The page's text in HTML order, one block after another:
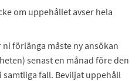
om uppehållet avser hela
ni förlänga måste ny ansökan
senast en månad före den
fall. Beviljat uppehåll